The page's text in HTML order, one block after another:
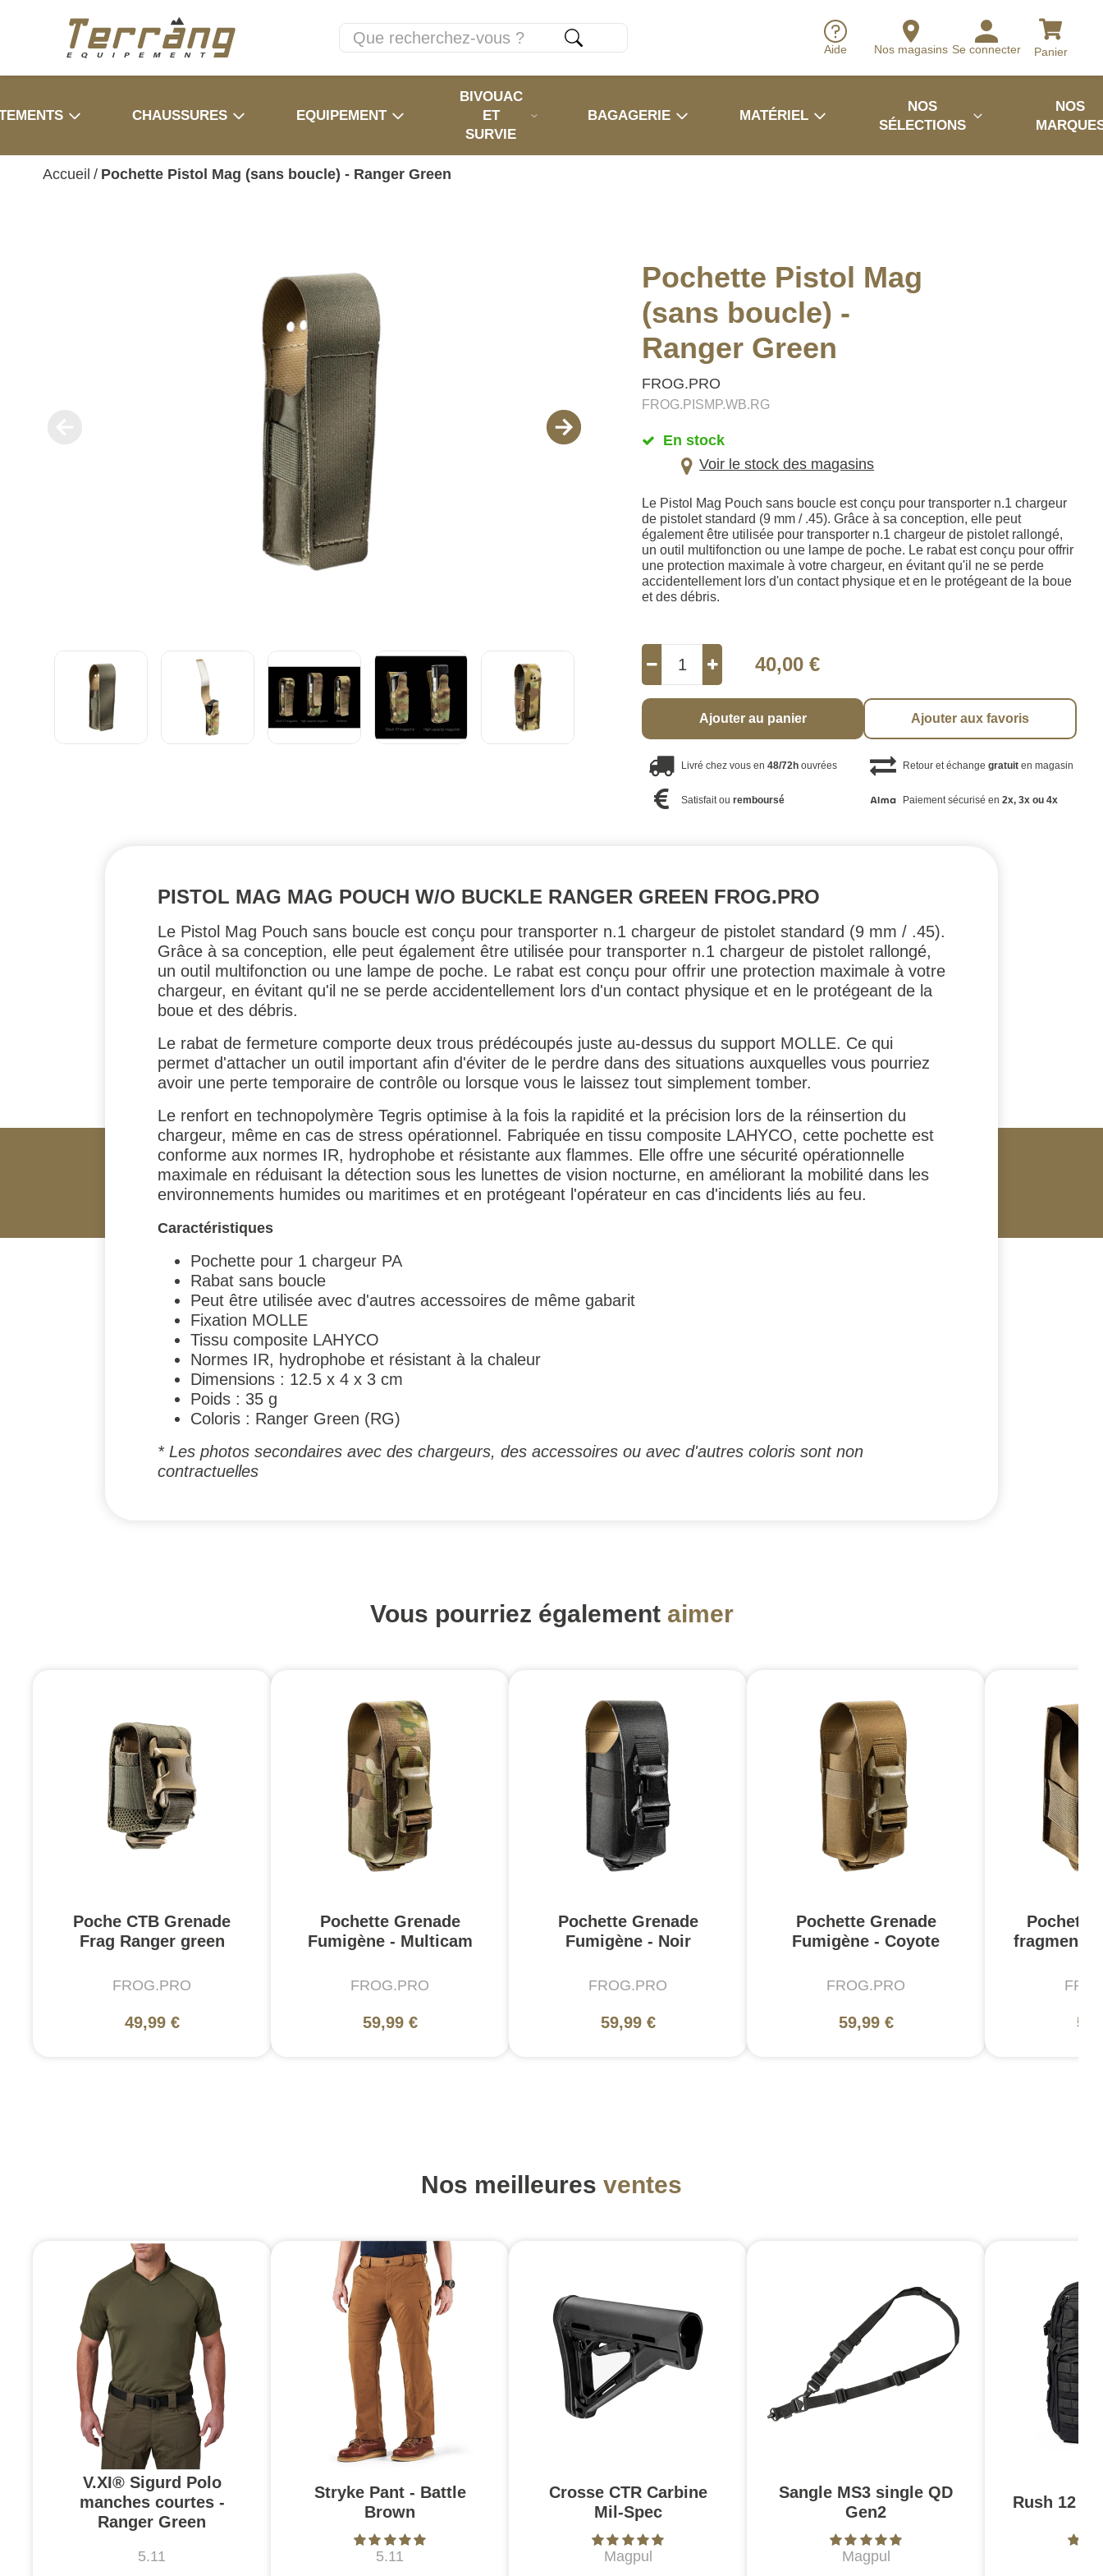
Aide Nos magasins Se connecter Panier
CHAUSSURES EQUIPEMENT
BIVOUAC
ET
SURVIE
BAGAGERIE MATÉRIEL
NOS
SÉLECTIONS
NOS
Accueil / Pochette Pistol Mag (sans boucle) - Ranger Green
Pochette Pistol Mag
(sans boucle) -
Ranger Green
FROG.PRO
FROG.PISMP.WB.RG
En stock
Voir le stock des magasins
Le Pistol Mag Pouch sans boucle est conçu pour transporter n.1 chargeur
de pistolet standard (9 mm / .45). Grâce à sa conception, elle peut
également être utilisée pour transporter n.1 chargeur de pistolet rallongé,
un outil multifonction ou une lampe de poche. Le rabat est conçu pour offrir
une protection maximale à votre chargeur, en évitant qu'il ne se perde
accidentellement lors d'un contact physique et en le protégeant de la boue
et des débris.
40,00 €
Ajouter au panier Ajouter aux favoris
Livré chez vous en48/72h ouvrées Retour et échange gratuiten magasin
Satisfait ouremboursé Paiement sécurisé en 2x, 3x ou 4x
PISTOL MAG MAG POUCH W/O BUCKLE RANGER GREEN FROG.PRO
Le Pistol Mag Pouch sans boucle est conçu pour transporter n.1 chargeur de pistolet standard (9 mm / .45).
Grâce à sa conception, elle peut également être utilisée pour transporter n.1 chargeur de pistolet rallongé,
un outil multifonction ou une lampe de poche. Le rabat est conçu pour offrir une protection maximale à votre
chargeur, en évitant qu'il ne se perde accidentellement lors d'un contact physique et en le protégeant de la
boue et des débris.
Le rabat de fermeture comporte deux trous prédécoupés juste au-dessus du support MOLLE. Ce qui
permet d'attacher un outil important afin d'éviter de le perdre dans des situations auxquelles vous pourriez
avoir une perte temporaire de contrôle ou lorsque vous le laissez tout simplement tomber.
Le renfort en technopolymère Tegris optimise à la fois la rapidité et la précision lors de la réinsertion du
chargeur, même en cas de stress opérationnel. Fabriquée en tissu composite LAHYCO, cette pochette est
conforme aux normes IR, hydrophobe et résistante aux flammes. Elle offre une sécurité opérationnelle
maximale en réduisant la détection sous les lunettes de vision nocturne, en améliorant la mobilité dans les
environnements humides ou maritimes et en protégeant l'opérateur en cas d'incidents liés au feu.
Caractéristiques
Pochette pour 1 chargeur PA
Rabat sans boucle
Peut être utilisée avec d'autres accessoires de même gabarit
Fixation MOLLE
Tissu composite LAHYCO
Normes IR, hydrophobe et résistant à la chaleur
Dimensions : 12.5 x 4 x 3 cm
Poids : 35 g
Coloris : Ranger Green (RG)
* Les photos secondaires avec des chargeurs, des accessoires ou avec d'autres coloris sont non
contractuelles
Vous pourriez également aimer
Poche CTB Grenade
Frag Ranger green
FROG.PRO
49,99 €
Pochette Grenade
Fumigène - Multicam
FROG.PRO
59,99 €
Pochette Grenade
Fumigène - Noir
FROG.PRO
59,99 €
Pochette Grenade
Fumigène - Coyote
FROG.PRO
59,99 €
Pochette
Nos meilleures ventes
V.XI® Sigurd Polo
manches courtes -
Ranger Green
5.11
Stryke Pant - Battle
Brown
5.11
Crosse CTR Carbine
Mil-Spec
Magpul
Sangle MS3 single QD
Gen2
Magpul
Rush 12